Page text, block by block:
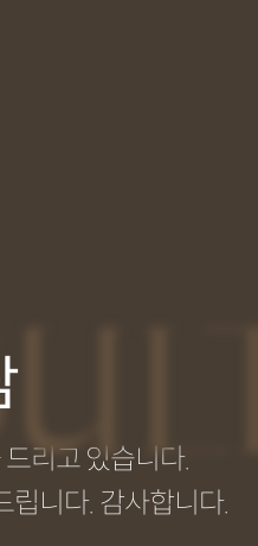
리고 있습니다.
립니다. 감사합니다.